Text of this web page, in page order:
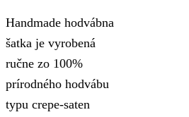
Handmade hodvábna
šatka je vyrobená
ručne zo 100%
prírodného hodvábu
typu crepe-saten